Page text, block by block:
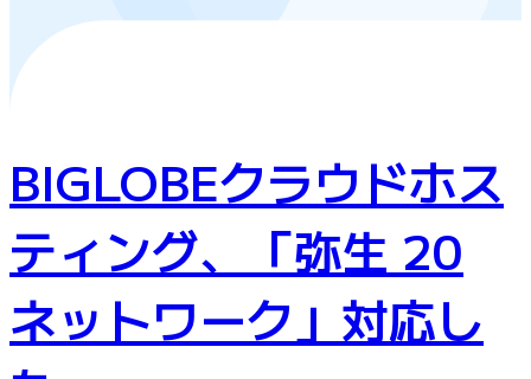
BIGLOBEクラウドホス
ティング、「弥生 20
ネットワーク」対応し